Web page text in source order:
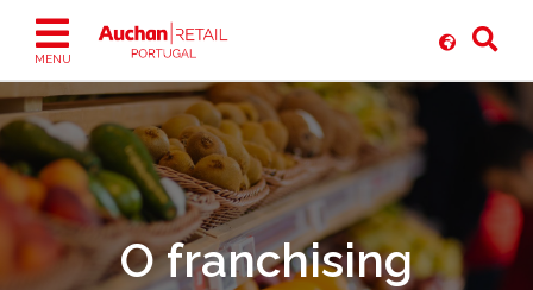
conteúdo
MENU
O franchising